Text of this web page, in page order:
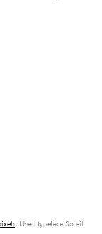
. Used typeface Soleil